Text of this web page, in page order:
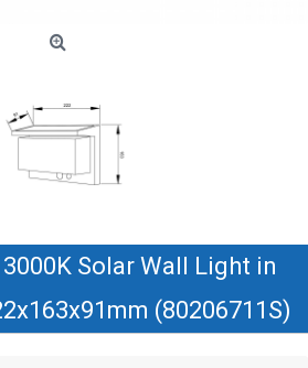
Solar Wall Light in
(80206711S)